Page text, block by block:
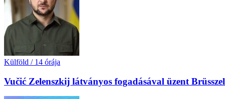
Külföld / 14 órája
Vučić Zelenszkij látványos fogadásával üzent